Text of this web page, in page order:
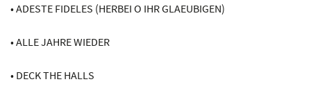
• ADESTE FIDELES (HERBEI O IHR GLAEUBIGEN)
• ALLE JAHRE WIEDER
• DECK THE HALLS